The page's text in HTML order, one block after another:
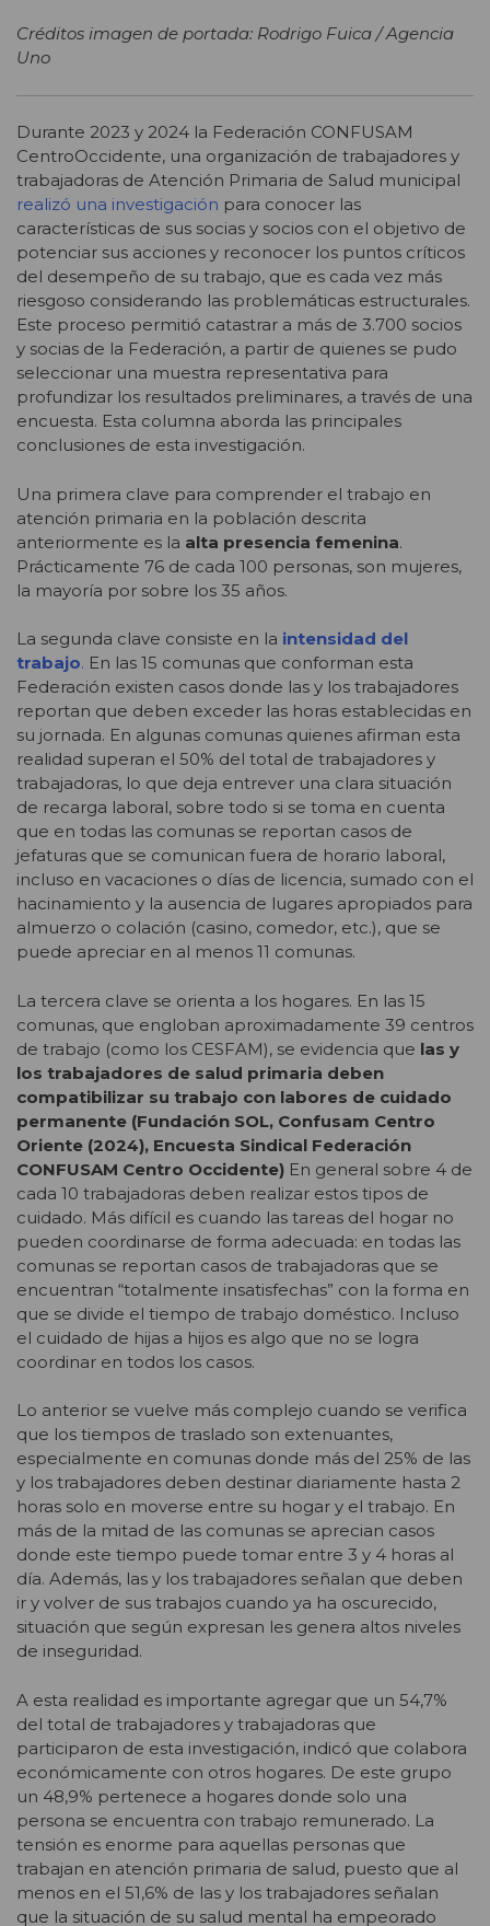
Créditos imagen de portada: Rodrigo Fuica / Agencia
Uno
Durante 2023 y 2024 la Federación CONFUSAM
CentroOccidente, una organización de trabajadores y
trabajadoras de Atención Primaria de Salud municipal
realizó una investigación para conocer las
características de sus socias y socios con el objetivo de
potenciar sus acciones y reconocer los puntos críticos
del desempeño de su trabajo, que es cada vez más
riesgoso considerando las problemáticas estructurales.
Este proceso permitió catastrar a más de 3.700 socios
y socias de la Federación, a partir de quienes se pudo
seleccionar una muestra representativa para
profundizar los resultados preliminares, a través de una
encuesta. Esta columna aborda las principales
conclusiones de esta investigación.
Una primera clave para comprender el trabajo en
atención primaria en la población descrita
anteriormente es la alta presencia femenina.
Prácticamente 76 de cada 100 personas, son mujeres,
la mayoría por sobre los 35 años.
La segunda clave consiste en la intensidad del
trabajo. En las 15 comunas que conforman esta
Federación existen casos donde las y los trabajadores
reportan que deben exceder las horas establecidas en
su jornada. En algunas comunas quienes afirman esta
realidad superan el 50% del total de trabajadores y
trabajadoras, lo que deja entrever una clara situación
de recarga laboral, sobre todo si se toma en cuenta
que en todas las comunas se reportan casos de
jefaturas que se comunican fuera de horario laboral,
incluso en vacaciones o días de licencia, sumado con el
hacinamiento y la ausencia de lugares apropiados para
almuerzo o colación (casino, comedor, etc.), que se
puede apreciar en al menos 11 comunas.
La tercera clave se orienta a los hogares. En las 15
comunas, que engloban aproximadamente 39 centros
de trabajo (como los CESFAM), se evidencia que las y
los trabajadores de salud primaria deben
compatibilizar su trabajo con labores de cuidado
permanente (Fundación SOL, Confusam Centro
Oriente (2024), Encuesta Sindical Federación
CONFUSAM Centro Occidente) En general sobre 4 de
cada 10 trabajadoras deben realizar estos tipos de
cuidado. Más difícil es cuando las tareas del hogar no
pueden coordinarse de forma adecuada: en todas las
comunas se reportan casos de trabajadoras que se
encuentran “totalmente insatisfechas” con la forma en
que se divide el tiempo de trabajo doméstico. Incluso
el cuidado de hijas a hijos es algo que no se logra
coordinar en todos los casos.
Lo anterior se vuelve más complejo cuando se verifica
que los tiempos de traslado son extenuantes,
especialmente en comunas donde más del 25% de las
y los trabajadores deben destinar diariamente hasta 2
horas solo en moverse entre su hogar y el trabajo. En
más de la mitad de las comunas se aprecian casos
donde este tiempo puede tomar entre 3 y 4 horas al
día. Además, las y los trabajadores señalan que deben
ir y volver de sus trabajos cuando ya ha oscurecido,
situación que según expresan les genera altos niveles
de inseguridad.
A esta realidad es importante agregar que un 54,7%
del total de trabajadores y trabajadoras que
participaron de esta investigación, indicó que colabora
económicamente con otros hogares. De este grupo
un 48,9% pertenece a hogares donde solo una
persona se encuentra con trabajo remunerado. La
tensión es enorme para aquellas personas que
trabajan en atención primaria de salud, puesto que al
menos en el 51,6% de las y los trabajadores señalan
que la situación de su salud mental ha empeorado